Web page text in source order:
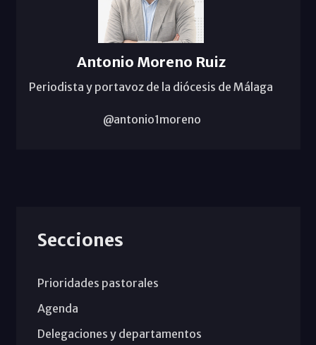
Antonio Moreno Ruiz
Periodista y portavoz de la diócesis de Málaga
@antonio1moreno
Secciones
Prioridades pastorales
Agenda
Delegaciones y departamentos